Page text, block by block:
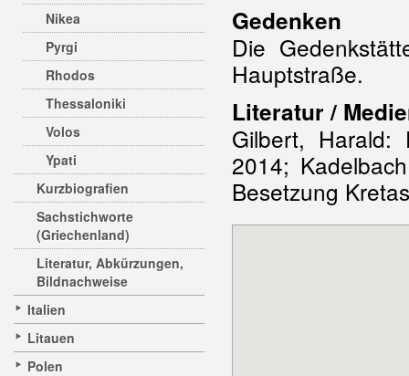
Nikea
Pyrgi
Rhodos
Thessaloniki
Volos
Ypati
Kurzbiografien
Sachstichworte
(Griechenland)
Literatur, Abkürzungen,
Bildnachweise
Italien
Litauen
Polen
Gedenken
Die
Hauptstraße.
Literatur /
Gilbert, Harald:
2014;
Besetzung